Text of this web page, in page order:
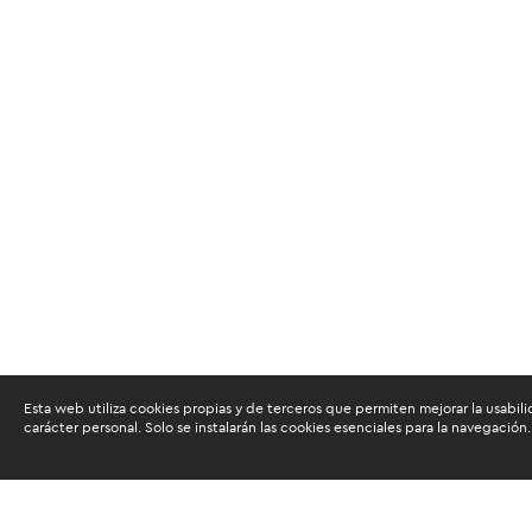
Esta web utiliza cookies propias y de terceros que permiten mejorar la
carácter personal. Solo se instalarán las cookies esenciales para la navegación.